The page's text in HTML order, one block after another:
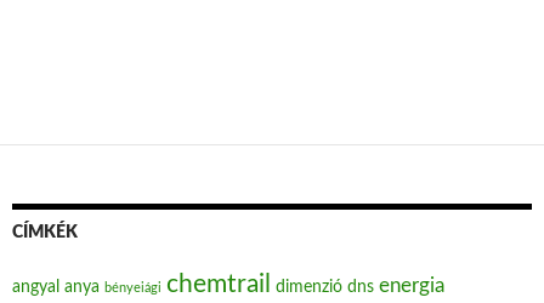
CÍMKÉK
angyal anya bényeiági chemtrail dimenzió dns energia